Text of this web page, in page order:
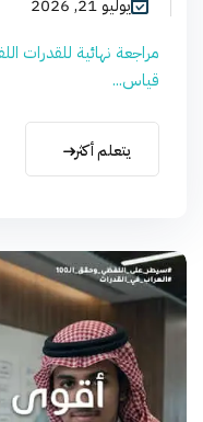
يوليو 21, 2026
مراجعة نهائية للقدرات
قياس...
يتعلم أكثر